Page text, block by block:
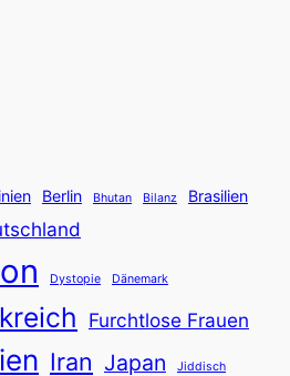
Berlin Bhutan Bilanz Brasilien
Dystopie Dänemark
Furchtlose Frauen
Iran Japan Jiddisch